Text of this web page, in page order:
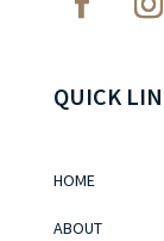
QUICK
HOME
ABOUT